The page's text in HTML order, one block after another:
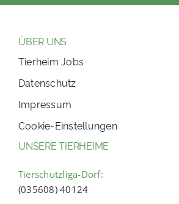
ÜBER UNS
Tierheim Jobs
Datenschutz
Impressum
Cookie-Einstellungen
UNSERE TIERHEIME
Tierschutzliga-Dorf:
(035608) 40124